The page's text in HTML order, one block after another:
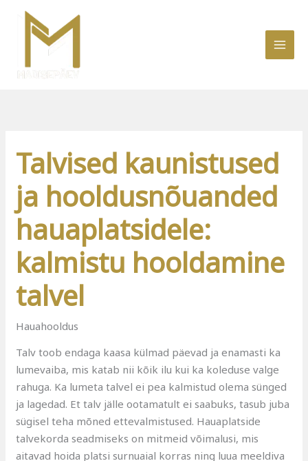
Talvised kaunistused
ja hooldusnõuanded
hauaplatsidele:
kalmistu hooldamine
talvel
Hauahooldus
Talv toob endaga kaasa külmad päevad ja enamasti ka
lumevaiba, mis katab nii kõik ilu kui ka koleduse valge
rahuga. Ka lumeta talvel ei pea kalmistud olema sünged
ja lagedad. Et talv jälle ootamatult ei saabuks, tasub juba
sügisel teha mõned ettevalmistused. Hauaplatside
talvekorda seadmiseks on mitmeid võimalusi, mis
aitavad hoida platsi surnuaial korras ning luua meeldiva